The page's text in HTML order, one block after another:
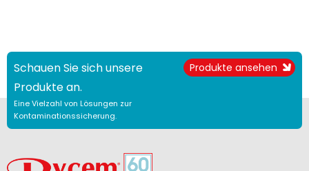
Schauen Sie sich unsere
Produkte an.
Eine Vielzahl von Lösungen zur
Kontaminationssicherung.
Produkte ansehen